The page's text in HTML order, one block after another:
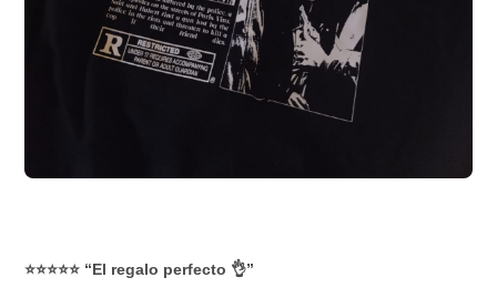
⭐⭐⭐⭐⭐ “El regalo perfecto 👌”